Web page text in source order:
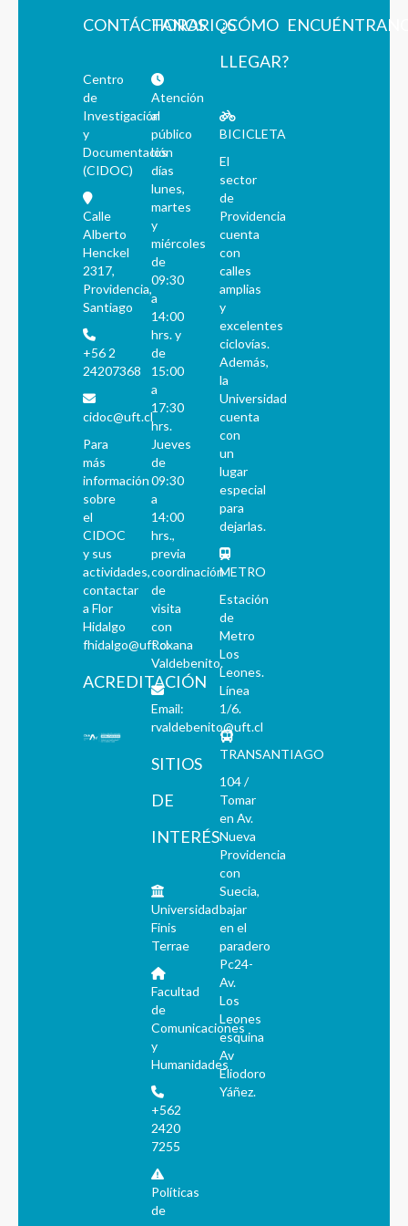
CONTÁCTANOS
Centro
de
Investigación
y
Documentación
(CIDOC)
Calle
Alberto
Henckel
2317,
Providencia,
Santiago
+56 2
24207368
cidoc@uft.cl
Para
más
información
sobre
el
CIDOC
y sus
actividades,
contactar
a Flor
Hidalgo
fhidalgo@uft.cl
ACREDITACIÓN
HORARIOS
Atención
al
público
los
días
lunes,
martes
y
miércoles
de
09:30
a
14:00
hrs. y
de
15:00
a
17:30
hrs.
Jueves
de
09:30
a
14:00
hrs.,
previa
coordinación
de
visita
con
Roxana
Valdebenito.
Email:
rvaldebenito@uft.cl
SITIOS
DE
INTERÉS
Universidad
Finis
Terrae
Facultad
de
Comunicaciones
y
Humanidades
+562
2420
7255
Políticas
de
¿CÓMO
LLEGAR?
BICICLETA
El
sector
de
Providencia
cuenta
con
calles
amplias
y
excelentes
ciclovías.
Además,
la
Universidad
cuenta
con
un
lugar
especial
para
dejarlas.
METRO
Estación
de
Metro
Los
Leones.
Línea
1/6.
TRANSANTIAGO
104 /
Tomar
en Av.
Nueva
Providencia
con
Suecia,
bajar
en el
paradero
Pc24-
Av.
Los
Leones
esquina
Av
Eliodoro
Yáñez.